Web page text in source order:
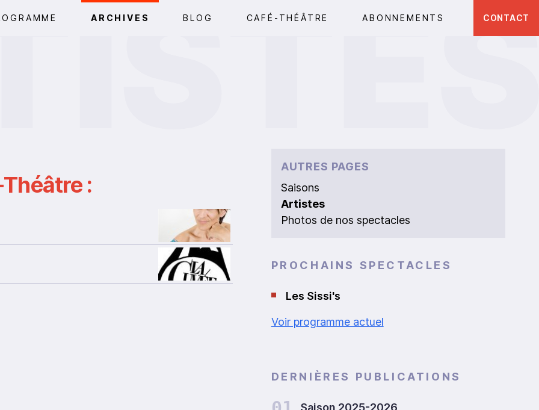
ARCHIVES BLOG CAFÉ-THÉÂTRE ABONNEMENTS CONTACT
:
AUTRES PAGES
Saisons
Artistes
Photos de nos spectacles
PROCHAINS SPECTACLES
Les Sissi's
Voir programme actuel
DERNIÈRES PUBLICATIONS
Saison 2025-2026